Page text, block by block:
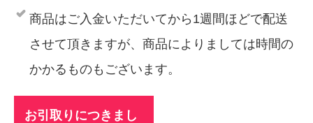
商品はご入金いただいてから1週間ほどで配送
させて頂きますが、商品によりましては時間の
かかるものもございます。
お引取りにつきまし